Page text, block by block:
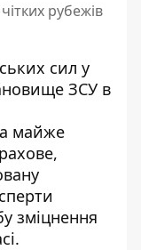
рубежів
сил у
ЗСУ в
майже
,
зміцнення